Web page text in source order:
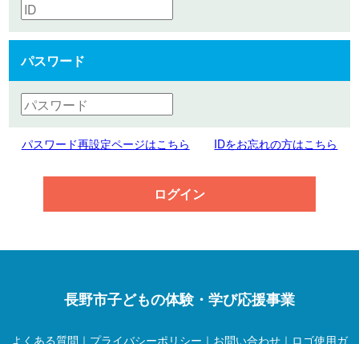
パスワード
パスワード再設定ページはこちら IDをお忘れの方はこちら
ログイン
長野市子どもの体験・学び応援事業
よくある質問 ｜ プライバシーポリシー ｜ お問い合わせ ｜ ロゴ使用ガ